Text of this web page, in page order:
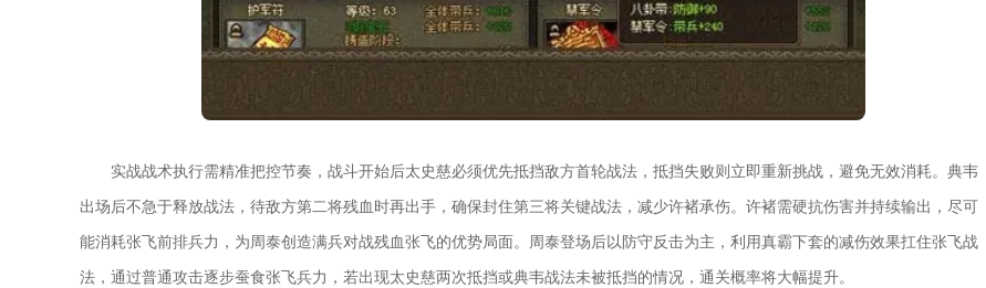
实战战术执行需精准把控节奏，战斗开始后太史慈必须优先抵挡敌方首轮战法，抵挡失败则立即重新挑战，避免无效消耗。典韦
出场后不急于释放战法，待敌方第二将残血时再出手，确保封住第三将关键战法，减少许褚承伤。许褚需硬抗伤害并持续输出，尽可
能消耗张飞前排兵力，为周泰创造满兵对战残血张飞的优势局面。周泰登场后以防守反击为主，利用真霸下套的减伤效果扛住张飞战
法，通过普通攻击逐步蚕食张飞兵力，若出现太史慈两次抵挡或典韦战法未被抵挡的情况，通关概率将大幅提升。